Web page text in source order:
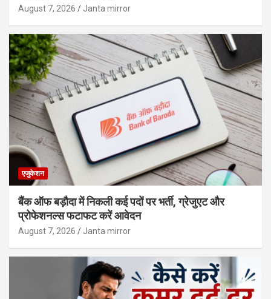
August 7, 2026 Janta mirror
एजुकेशन
बैंक ऑफ बड़ौदा में निकली कई पदों पर भर्ती, ग्रेजुएट और
प्रोफेशनल्स फटाफट करें आवेदन
August 7, 2026 Janta mirror